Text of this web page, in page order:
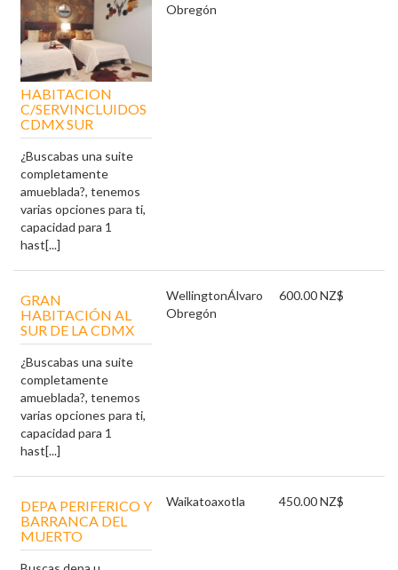
HABITACION
C/SERVINCLUIDOS
CDMX SUR
¿Buscabas una suite
completamente
amueblada?, tenemos
varias opciones para ti,
capacidad para 1
hast[...]
Obregón
GRAN
HABITACIÓN AL
SUR DE LA CDMX
¿Buscabas una suite
completamente
amueblada?, tenemos
varias opciones para ti,
capacidad para 1
hast[...]
WellingtonÁlvaro
Obregón
600.00 NZ$
DEPA PERIFERICO Y
BARRANCA DEL
MUERTO
Waikatoaxotla 450.00 NZ$